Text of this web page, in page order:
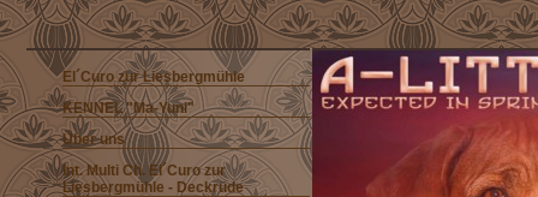
El´Curo zur Liesbergmühle
KENNEL "Ma-Yuni"
Über uns
Int. Multi Ch. El´Curo zur
Liesbergmühle - Deckrüde